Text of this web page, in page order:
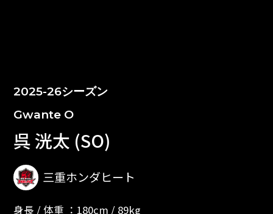
2025-26シーズン
Gwante O
呉 洸太 (SO)
三重ホンダヒート
身長 / 体重 ：180cm / 89kg